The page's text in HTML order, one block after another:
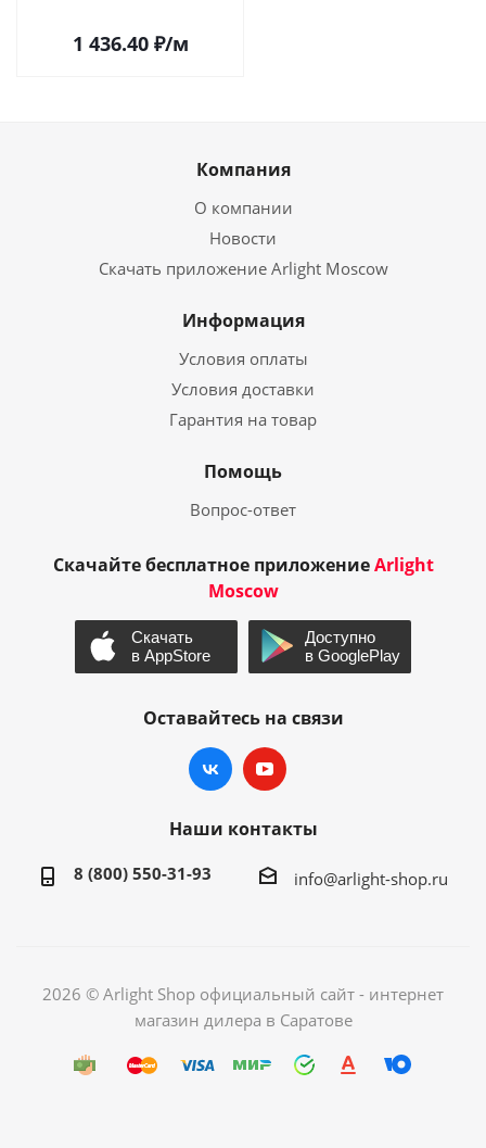
1 436.40₽/м
Компания
О компании
Новости
Скачать приложение Arlight Moscow
Информация
Условия оплаты
Условия доставки
Гарантия на товар
Помощь
Вопрос-ответ
Скачайте бесплатное приложениеArlight
Moscow
Оставайтесь на связи
Наши контакты
8 (800) 550-31-93 info@arlight-shop.ru
2026 © Arlight Shop официальный сайт - интернет
магазин дилера в Саратове